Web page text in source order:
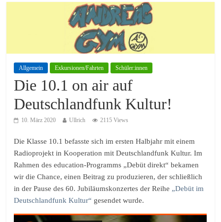
Allgemein Exkursionen/Fahrten Schüler:innen
Die 10.1 on air auf
Deutschlandfunk Kultur!
10. März 2020 Ullrich 2115 Views
Die Klasse 10.1 befasste sich im ersten Halbjahr mit einem
Radioprojekt in Kooperation mit Deutschlandfunk Kultur. Im
Rahmen des education-Programms „Debüt direkt“ bekamen
wir die Chance, einen Beitrag zu produzieren, der schließlich
in der Pause des 60. Jubiläumskonzertes der Reihe „Debüt im
Deutschlandfunk Kultur“ gesendet wurde.